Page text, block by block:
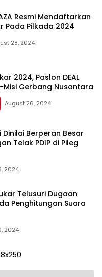
Resmi Mendaftarkan
Pada Pilkada 2024
28, 2024
2024, Paslon DEAL
Misi Gerbang Nusantara
August 26, 2024
Dinilai Berperan Besar
Telak PDIP di Pileg
2024
Telusuri Dugaan
Penghitungan Suara
2024